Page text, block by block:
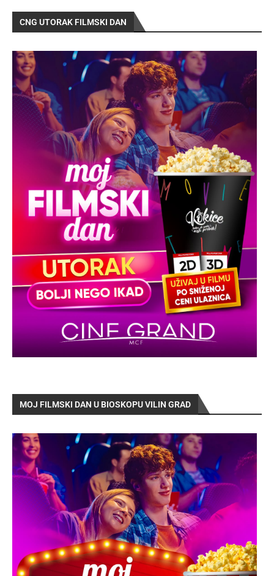
CNG UTORAK FILMSKI DAN
MOJ FILMSKI DAN U BIOSKOPU VILIN GRAD